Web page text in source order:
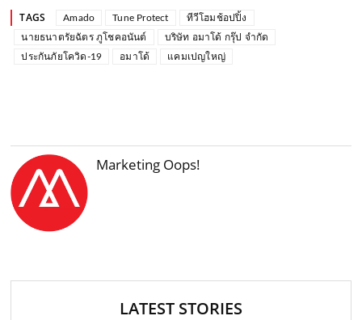
TAGS Amado Tune Protect
ทีวีโฮมช้อปปิ้ง
นายธนาตรัยฉัตร ภูโชคอนันต์
บริษัท อมาโด้ กรุ๊ป จำกัด
ประกันภัยโควิด-19
อมาโด้ แคมเปญใหญ่
Marketing Oops!
LATEST STORIES